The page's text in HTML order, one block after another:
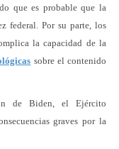
que es probable que la
federal. Por su parte, los
la capacidad de la
sobre el contenido
de Biden, el Ejército
graves por la